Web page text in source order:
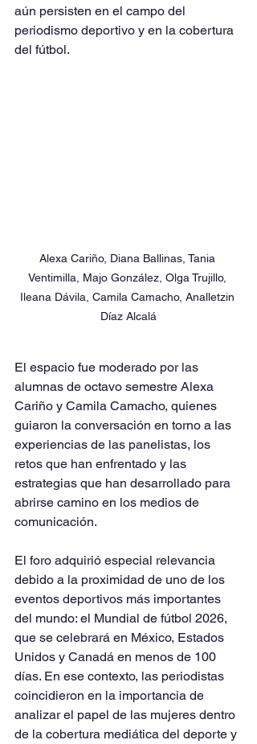
aún persisten en el campo del
periodismo deportivo y en la cobertura
del fútbol.
Alexa Cariño, Diana Ballinas, Tania
Ventimilla, Majo González, Olga Trujillo,
Ileana Dávila, Camila Camacho, Analletzin
Díaz Alcalá
El espacio fue moderado por las
alumnas de octavo semestre Alexa
Cariño y Camila Camacho, quienes
guiaron la conversación en torno a las
experiencias de las panelistas, los
retos que han enfrentado y las
estrategias que han desarrollado para
abrirse camino en los medios de
comunicación.
El foro adquirió especial relevancia
debido a la proximidad de uno de los
eventos deportivos más importantes
del mundo: el Mundial de fútbol 2026,
que se celebrará en México, Estados
Unidos y Canadá en menos de 100
días. En ese contexto, las periodistas
coincidieron en la importancia de
analizar el papel de las mujeres dentro
de la cobertura mediática del deporte y